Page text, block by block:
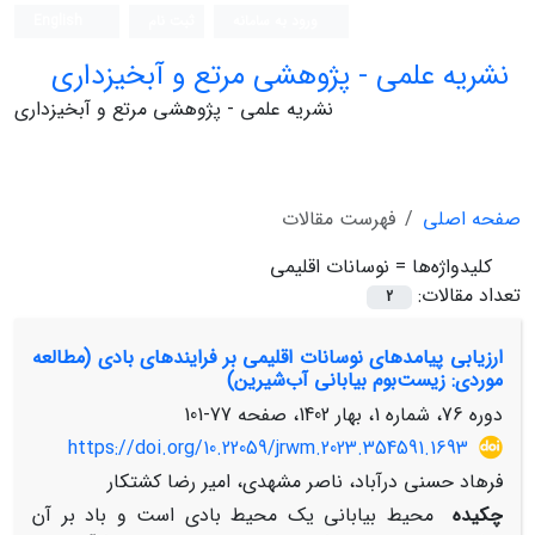
نشریه علمی - پژوهشی مرتع و آبخیزداری
نشریه علمی - پژوهشی مرتع و آبخیزداری
صفحه اصلی
فهرست مقالات
کلیدواژه‌ها = نوسانات اقلیمی
تعداد مقالات:
2
ارزیابی پیامدهای نوسانات اقلیمی بر فرایندهای بادی (مطالعه
موردی: زیست‌بوم بیابانی آب‌شیرین)
دوره 76، شماره 1، بهار 1402، صفحه
77-101
https://doi.org/10.22059/jrwm.2023.354591.1693
فرهاد حسنی درآباد، ناصر مشهدی، امیر رضا کشتکار
چکیده
محیط بیابانی یک محیط بادی است و باد بر آن